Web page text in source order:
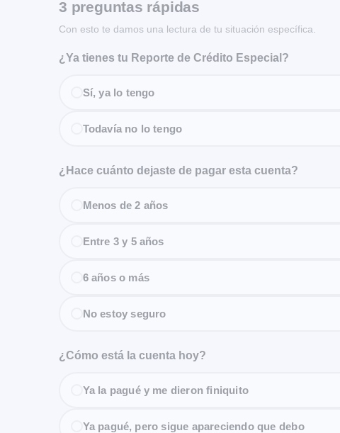
3 preguntas rápidas
Con esto te damos una lectura de tu situación específica.
¿Ya tienes tu Reporte de Crédito Especial?
Sí, ya lo tengo
Todavía no lo tengo
¿Hace cuánto dejaste de pagar esta cuenta?
Menos de 2 años
Entre 3 y 5 años
6 años o más
No estoy seguro
¿Cómo está la cuenta hoy?
Ya la pagué y me dieron finiquito
Ya pagué, pero sigue apareciendo que debo